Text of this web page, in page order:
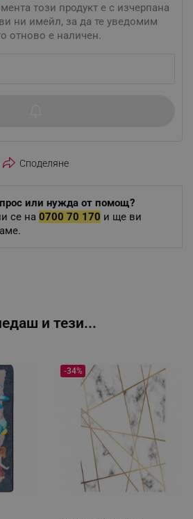
този продукт е с изчерпана
ни имейл, за да те уведомим
отново е наличен.
Споделяне
или нужда от помощ?
се на 0700 70 170 и ще ви
и тези...
-34%